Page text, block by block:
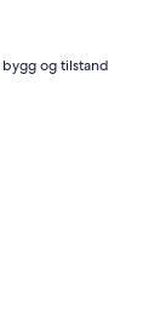
og tilstand